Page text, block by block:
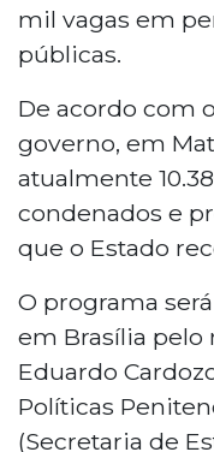
mil vagas em
públicas.
De acordo com
governo, em
atualmente
condenados e
que o Estado
O programa
em Brasília pelo
Eduardo
Políticas
(Secretaria de